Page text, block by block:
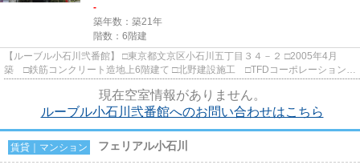
-
築年数：築21年
階数：6階建
【ルーブル小石川弐番館】 □東京都文京区小石川五丁目３４－２ □2005年4月
築 □鉄筋コンクリート造地上6階建て □北野建設施工 □TFDコーポレーション旧
現在空室情報がありません。
ルーブル小石川弐番館へのお問い合わせはこちら
賃貸｜マンション フェリアル小石川